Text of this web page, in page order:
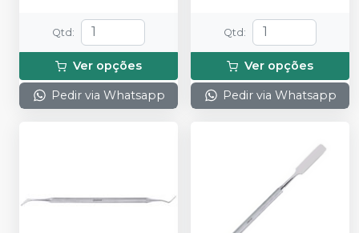
Qtd :
Ver opções
Pedir via Whatsapp
Qtd :
Ver opções
Pedir via Whatsapp